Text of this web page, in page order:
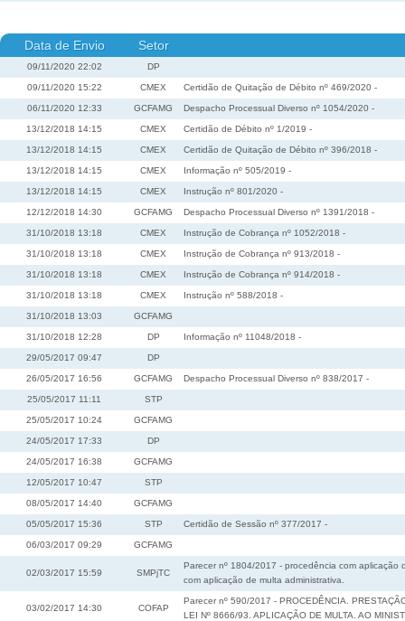
Data de Envio Setor
09/11/2020 22:02 DP
09/11/2020 15:22 CMEX Certidão de Quitação de Débito nº 469/2020 -
06/11/2020 12:33 GCFAMG Despacho Processual Diverso nº 1054/2020 -
13/12/2018 14:15 CMEX Certidão de Débito nº 1/2019 -
13/12/2018 14:15 CMEX Certidão de Quitação de Débito nº 396/2018 -
13/12/2018 14:15 CMEX Informação nº 505/2019 -
13/12/2018 14:15 CMEX Instrução nº 801/2020 -
12/12/2018 14:30 GCFAMG Despacho Processual Diverso nº 1391/2018 -
31/10/2018 13:18 CMEX Instrução de Cobrança nº 1052/2018 -
31/10/2018 13:18 CMEX Instrução de Cobrança nº 913/2018 -
31/10/2018 13:18 CMEX Instrução de Cobrança nº 914/2018 -
31/10/2018 13:18 CMEX Instrução nº 588/2018 -
31/10/2018 13:03 GCFAMG
31/10/2018 12:28 DP Informação nº 11048/2018 -
29/05/2017 09:47 DP
26/05/2017 16:56 GCFAMG Despacho Processual Diverso nº 838/2017 -
25/05/2017 11:11 STP
25/05/2017 10:24 GCFAMG
24/05/2017 17:33 DP
24/05/2017 16:38 GCFAMG
12/05/2017 10:47 STP
08/05/2017 14:40 GCFAMG
05/05/2017 15:36 STP Certidão de Sessão nº 377/2017 -
06/03/2017 09:29 GCFAMG
02/03/2017 15:59 SMPjTC
Parecer nº 1804/2017 - procedência com
com aplicação de multa administrativa.
03/02/2017 14:30 COFAP
Parecer nº 590/2017 - PROCEDÊNCIA.
LEI Nº 8666/93. APLICAÇÃO DE MULTA. AO